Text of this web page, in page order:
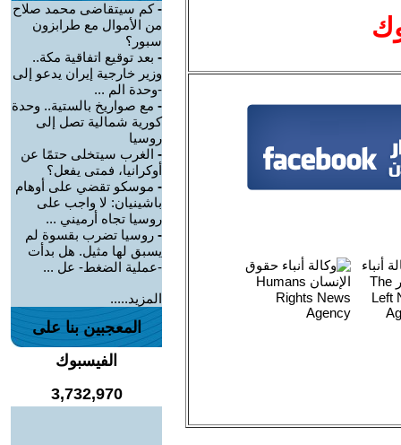
-كم سيتقاضى محمد صلاح
من الأموال مع طرابزون
سبور؟
- بعد توقيع اتفاقية مكة..
وزير خارجية إيران يدعو إلى
-وحدة الم ...
- مع صواريخ بالستية.. وحدة
كورية شمالية تصل إلى
روسيا
- الغرب سيتخلى حتمًا عن
أوكرانيا، فمتى يفعل؟
- موسكو تقضي على أوهام
باشينيان: لا واجب على
روسيا تجاه أرميني ...
- روسيا تضرب بقسوة لم
يسبق لها مثيل. هل بدأت
-عملية الضغط- عل ...
المزيد.....
المعجبين بنا على
الفيسبوك
3,732,970